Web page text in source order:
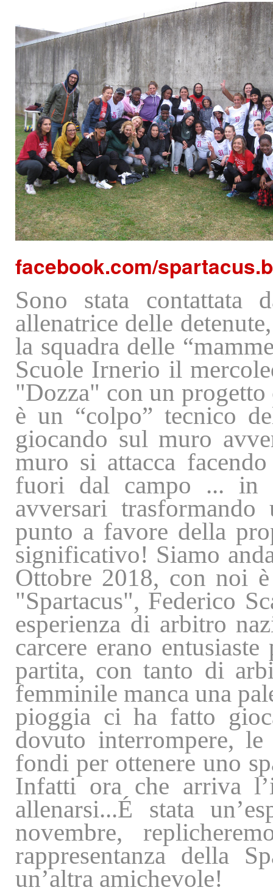
facebook.com/
Sono stata contattata
allenatrice delle
la squadra delle
Scuole Irnerio il
"Dozza" con un
è un “colpo” tecnico
giocando sul muro
muro si attacca
fuori dal campo ... in
avversari
punto a favore della
significativo! Siamo
Ottobre 2018, con noi
"Spartacus", Federico
esperienza di arbitro
carcere erano
partita, con tanto di
femminile manca una
pioggia ci ha fatto
dovuto interrompere,
fondi per ottenere uno
Infatti ora che arriva
allenarsi...É stata
novembre,
rappresentanza della
un’altra amichevole!